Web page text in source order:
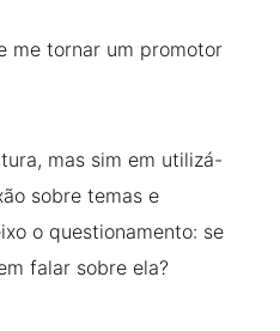
me tornar um promotor
mas sim em utilizá-
sobre temas e
o questionamento: se
falar sobre ela?